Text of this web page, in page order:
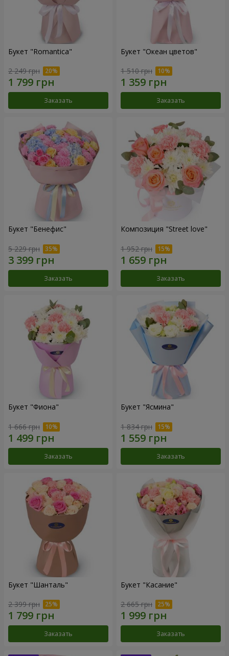
Букет "Romantica"
2 249 грн
Заказать
Букет "Океан цветов"
1 510 грн
Заказать
Букет "Бенефис"
5 229 грн
Заказать
Композиция "Street love"
1 952 грн
Заказать
Букет "Фиона"
1 666 грн
Заказать
Букет "Ясмина"
1 834 грн
Заказать
Букет "Шанталь"
2 399 грн
Заказать
Букет "Касание"
2 665 грн
Заказать